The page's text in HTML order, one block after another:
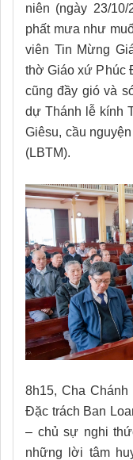
niên (ngày 23/
phất mưa như
viên Tin Mừng
thờ Giáo xứ Phúc
cũng đầy gió và
dự Thánh lễ kính
Giêsu, cầu
(LBTM).
8h15, Cha
Đặc trách Ban
– chủ sự nghi
những lời tâm